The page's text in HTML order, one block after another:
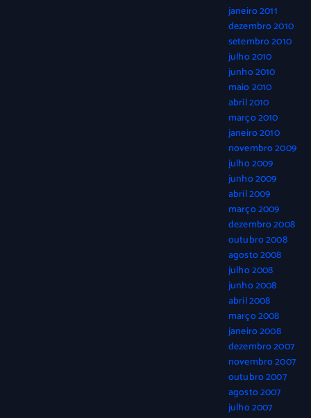
janeiro 2011
dezembro 2010
setembro 2010
julho 2010
junho 2010
maio 2010
abril 2010
março 2010
janeiro 2010
novembro 2009
julho 2009
junho 2009
abril 2009
março 2009
dezembro 2008
outubro 2008
agosto 2008
julho 2008
junho 2008
abril 2008
março 2008
janeiro 2008
dezembro 2007
novembro 2007
outubro 2007
agosto 2007
julho 2007